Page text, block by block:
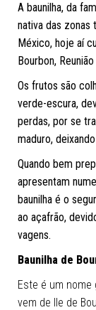
A baunilha, da
nativa das zonas
México, hoje aí
Bourbon,
Os frutos são
verde-escura,
perdas, por se
maduro,
Quando bem
apresentam
baunilha é o
ao açafrão,
vagens.
Baunilha de
Este é um nome
vem de Ile de